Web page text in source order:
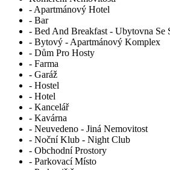
- Apartmánový Hotel
- Bar
- Bed And Breakfast - Ubytovna Se
- Bytový - Apartmánový Komplex
- Dům Pro Hosty
- Farma
- Garáž
- Hostel
- Hotel
- Kancelář
- Kavárna
- Neuvedeno - Jiná Nemovitost
- Noční Klub - Night Club
- Obchodní Prostory
- Parkovací Místo